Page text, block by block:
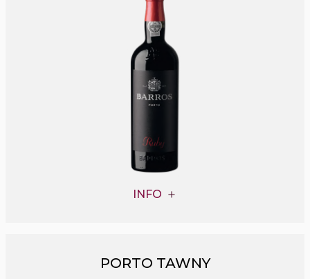
INFO
PORTO TAWNY